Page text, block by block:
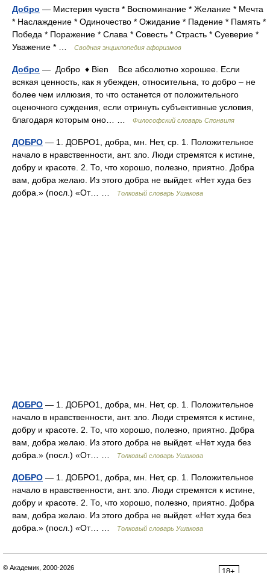
Добро — Мистерия чувств * Воспоминание * Желание * Мечта
* Наслаждение * Одиночество * Ожидание * Падение * Память *
Победа * Поражение * Слава * Совесть * Страсть * Суеверие *
Уважение * …
Сводная энциклопедия афоризмов
Добро — Добро ♦ Bien Все абсолютно хорошее. Если
всякая ценность, как я убежден, относительна, то добро – не
более чем иллюзия, то что останется от положительного
оценочного суждения, если отринуть субъективные условия,
благодаря которым оно… …
Философский словарь Спонвиля
ДОБРО — 1. ДОБРО1, добра, мн. Нет, ср. 1. Положительное
начало в нравственности, ант. зло. Люди стремятся к истине,
добру и красоте. 2. То, что хорошо, полезно, приятно. Добра
вам, добра желаю. Из этого добра не выйдет. «Нет худа без
добра.» (посл.) «От… …
Толковый словарь Ушакова
ДОБРО — 1. ДОБРО1, добра, мн. Нет, ср. 1. Положительное
начало в нравственности, ант. зло. Люди стремятся к истине,
добру и красоте. 2. То, что хорошо, полезно, приятно. Добра
вам, добра желаю. Из этого добра не выйдет. «Нет худа без
добра.» (посл.) «От… …
Толковый словарь Ушакова
ДОБРО — 1. ДОБРО1, добра, мн. Нет, ср. 1. Положительное
начало в нравственности, ант. зло. Люди стремятся к истине,
добру и красоте. 2. То, что хорошо, полезно, приятно. Добра
вам, добра желаю. Из этого добра не выйдет. «Нет худа без
добра.» (посл.) «От… …
Толковый словарь Ушакова
© Академик, 2000-2026